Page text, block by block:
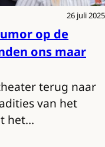
26 juli 2025
op de
ons maar
terug naar
van het
het…